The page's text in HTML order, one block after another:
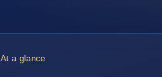
At a glance